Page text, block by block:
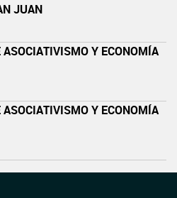
JUAN
Y ECONOMÍA
Y ECONOMÍA